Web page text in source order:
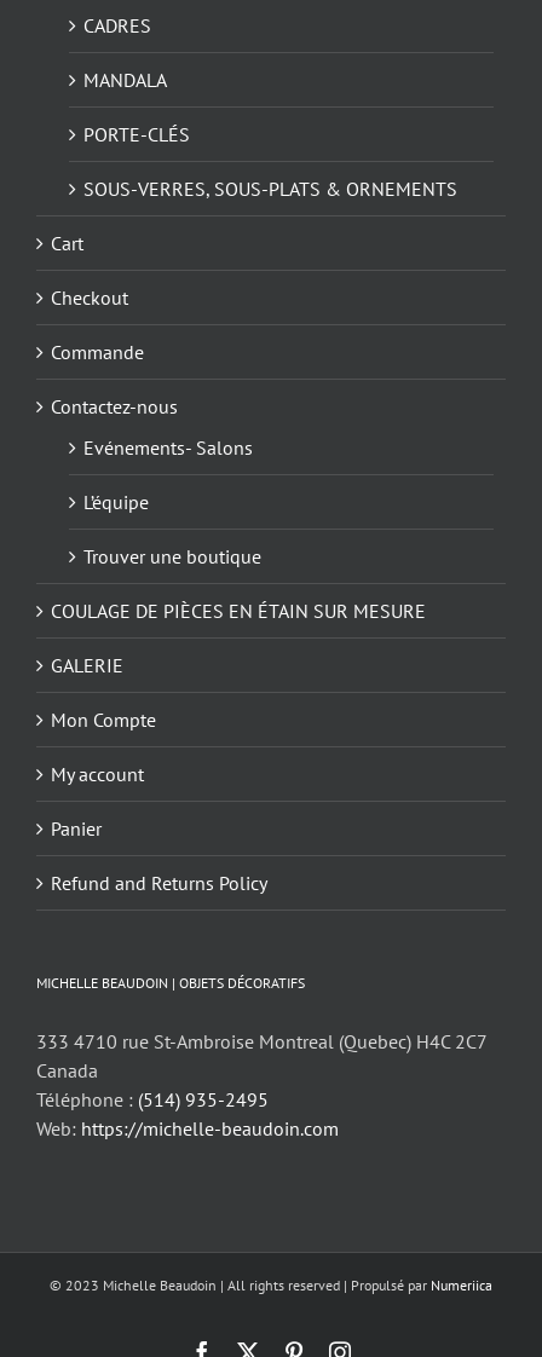
CADRES
MANDALA
PORTE-CLÉS
SOUS-VERRES, SOUS-PLATS & ORNEMENTS
Cart
Checkout
Commande
Contactez-nous
Evénements- Salons
L’équipe
Trouver une boutique
COULAGE DE PIÈCES EN ÉTAIN SUR MESURE
GALERIE
Mon Compte
My account
Panier
Refund and Returns Policy
MICHELLE BEAUDOIN | OBJETS DÉCORATIFS
333 4710 rue St-Ambroise Montreal (Quebec) H4C 2C7
Canada
Téléphone : (514) 935-2495
Web: https://michelle-beaudoin.com
© 2023 Michelle Beaudoin | All rights reserved | Propulsé par Numeriica
Facebook PinterestInstagram